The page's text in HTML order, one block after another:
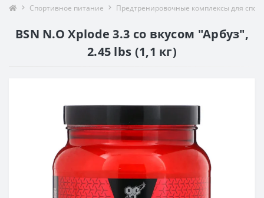
Спортивное питание Предтренировочные комплексы для
BSN N.O Xplode 3.3 со вкусом "Арбуз",
2.45 lbs (1,1 кг)